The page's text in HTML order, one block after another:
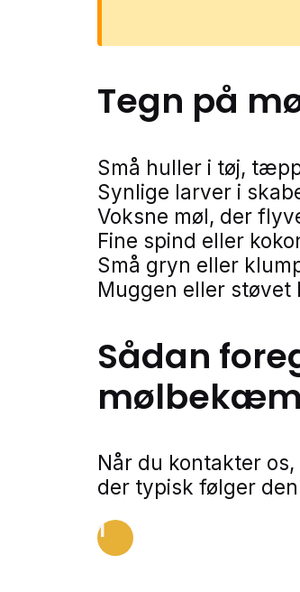
Tegn på
Små huller i tøj,
Synlige larver i
Voksne møl, der
Fine spind eller
Små gryn eller
Muggen eller
Sådan
Når du kontakter
der typisk følger
1